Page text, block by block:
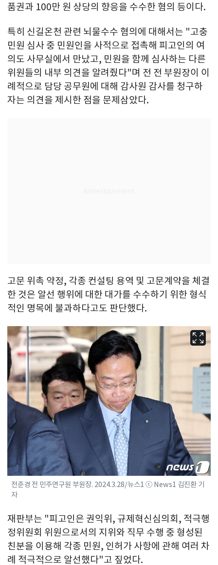
품권과 100만 원 상당의 향응을 수수한 혐의 등이다.
특히 신길온천 관련 뇌물수수 혐의에 대해서는 "고충
민원 심사 중 민원인을 사적으로 접촉해 피고인의 여
의도 사무실에서 만났고, 민원을 함께 심사하는 다른
위원들의 내부 의견을 알려줬다"며 전 전 부원장이 이
례적으로 담당 공무원에 대해 감사원 감사를 청구하
자는 의견을 제시한 점을 문제삼았다.
고문 위촉 약정, 각종 컨설팅 용역 및 고문계약을 체결
한 것은 알선 행위에 대한 대가를 수수하기 위한 형식
적인 명목에 불과하다고도 판단했다.
전준경 전 민주연구원 부원장. 2024.3.28/뉴스1 ⓒ News1 김진환 기
자
재판부는 "피고인은 권익위, 규제혁신심의회, 적극행
정위원회 위원으로서의 지위와 직무 수행 중 형성된
친분을 이용해 각종 민원, 인허가 사항에 관해 여러 차
례 적극적으로 알선했다"고 짚었다.